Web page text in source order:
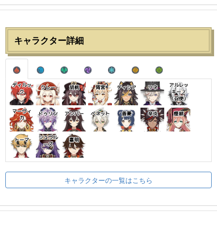
キャラクター詳細
ディルッ
ク
クレー 胡桃 宵宮 ディシア リネ
アルレッ
キーノ
（召使）
マーヴィ
カ
ドゥリン アンバー ベネット 香菱 辛炎 煙緋
トーマ
シュヴル
ーズ
嘉明
キャラクターの一覧はこちら